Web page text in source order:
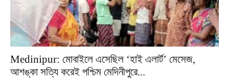
Medinipur: মোবাইলে এসেছিল ‘হাই এলার্ট’ মেসেজ,
আশঙ্কা সত্যি করেই পশ্চিম মেদিনীপুরে...